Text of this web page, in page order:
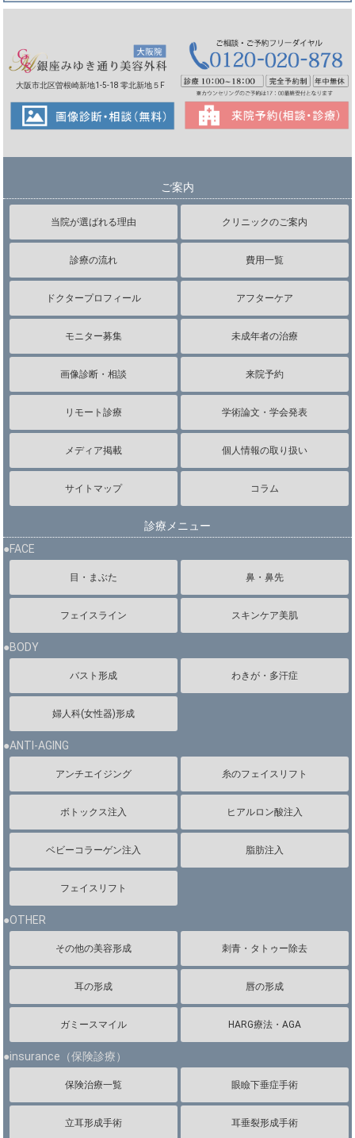
大阪市北区曽根崎新地1-5-18 零北新地５F
ご案内
当院が選ばれる理由 クリニックのご案内
診療の流れ 費用一覧
ドクタープロフィール アフターケア
モニター募集 未成年者の治療
画像診断・相談 来院予約
リモート診療 学術論文・学会発表
メディア掲載 個人情報の取り扱い
サイトマップ コラム
診療メニュー
●FACE
目・まぶた 鼻・鼻先
フェイスライン スキンケア美肌
●BODY
バスト形成 わきが・多汗症
婦人科(女性器)形成
●ANTI-AGING
アンチエイジング 糸のフェイスリフト
ボトックス注入 ヒアルロン酸注入
ベビーコラーゲン注入 脂肪注入
フェイスリフト
●OTHER
その他の美容形成 刺青・タトゥー除去
耳の形成 唇の形成
ガミースマイル HARG療法・AGA
●insurance（保険診療）
保険治療一覧 眼瞼下垂症手術
立耳形成手術 耳垂裂形成手術